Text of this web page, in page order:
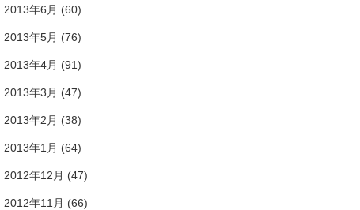
2013年6月 (60)
2013年5月 (76)
2013年4月 (91)
2013年3月 (47)
2013年2月 (38)
2013年1月 (64)
2012年12月 (47)
2012年11月 (66)